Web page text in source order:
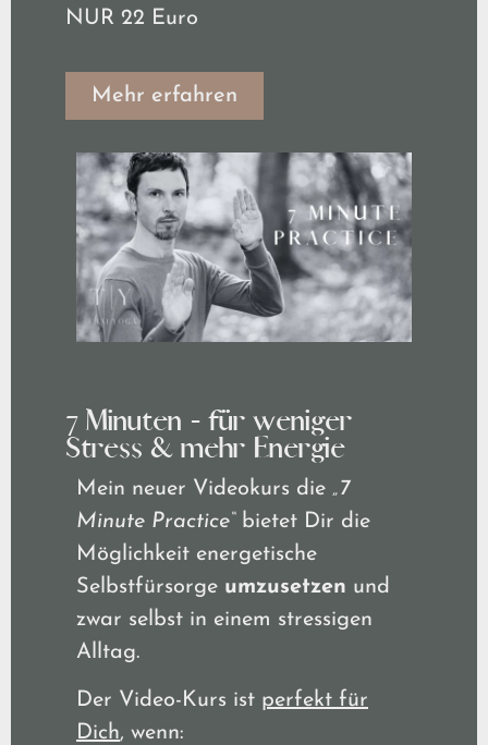
NUR 22 Euro
Mehr erfahren
7 Minuten - für weniger
Stress & mehr Energie
Mein neuer Videokurs die „7
Minute Practice“bietet Dir die
Möglichkeit energetische
Selbstfürsorge umzusetzen und
zwar selbst in einem stressigen
Alltag.
Der Video-Kurs ist perfekt für
Dich, wenn: